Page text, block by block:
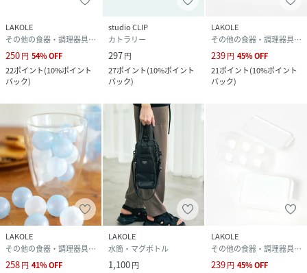
LAKOLE
その他の食器・調理器具・キッチン用品
250円 54%OFF
22ポイント(10%ポイント
バック)
studio CLIP
カトラリー
297円
27ポイント(10%ポイント
バック)
LAKOLE
その他の食器・調理器具・キッチン用品
239円 45%OFF
21ポイント(10%ポイント
バック)
LAKOLE
その他の食器・調理器具・キッチン用品
258円 41%OFF
LAKOLE
水筒・マグボトル
1,100円
LAKOLE
その他の食器・調理器具・キッチン用品
239円 45%OFF